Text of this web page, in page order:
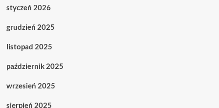
styczeń 2026
grudzień 2025
listopad 2025
październik 2025
wrzesień 2025
sierpień 2025